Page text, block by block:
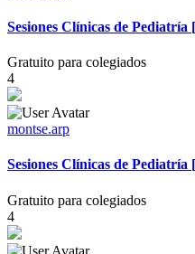
Sesiones Clínicas de
Gratuito para colegiados
4
montse.arp
Sesiones Clínicas de
Gratuito para colegiados
4